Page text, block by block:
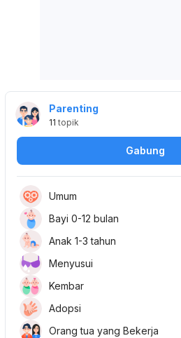
Parenting
11 topik
Gabung
Umum
Bayi 0-12 bulan
Anak 1-3 tahun
Menyusui
Kembar
Adopsi
Orang tua yang Bekerja